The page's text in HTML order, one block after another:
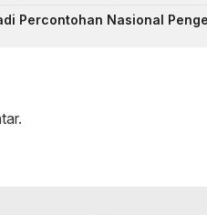
Percontohan Nasional